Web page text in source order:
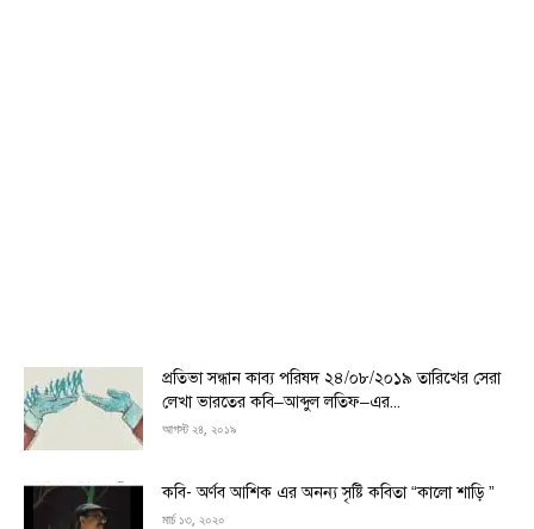
প্রতিভা সন্ধান কাব্য পরিষদ ২৪/০৮/২০১৯ তারিখের সেরা
লেখা ভারতের কবি–আব্দুল লতিফ–এর...
আগস্ট ২৪, ২০১৯
কবি- অর্ণব আশিক এর অনন্য সৃষ্টি কবিতা “কালো শাড়ি ”
মার্চ ১৩, ২০২০